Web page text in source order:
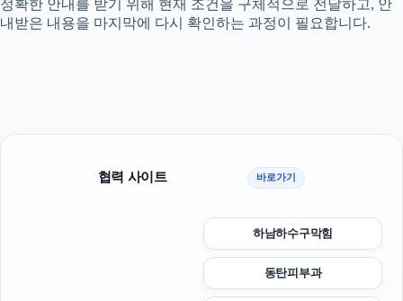
정확한 안내를 받기 위해 현재 조건을 구체적으로 전달하고, 안
내받은 내용을 마지막에 다시 확인하는 과정이 필요합니다.
협력 사이트 바로가기
하남하수구막힘
동탄피부과